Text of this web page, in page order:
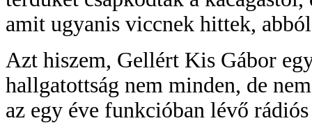
amit ugyanis viccnek hittek,
Azt hiszem, Gellért Kis Gábor
hallgatottság nem minden, de
az egy éve funkcióban lévő